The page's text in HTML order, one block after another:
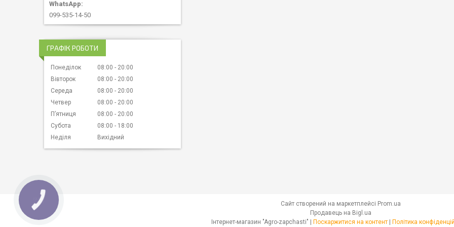
099-535-14-50
ГРАФІК РОБОТИ
Понеділок 08:00
20:00
Вівторок
08:00
20:00
Середа
08:00
20:00
Четвер
08:00
20:00
Пʼятниця
08:00
20:00
Субота
08:00
18:00
Неділя
Вихідний
Сайт створений на маркетплейсі Prom.ua
Продавець на Bigl.ua
Поскаржитися на контент Політика
КНОПКА
ЗВ'ЯЗКУ